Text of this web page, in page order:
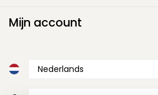
Mijn account